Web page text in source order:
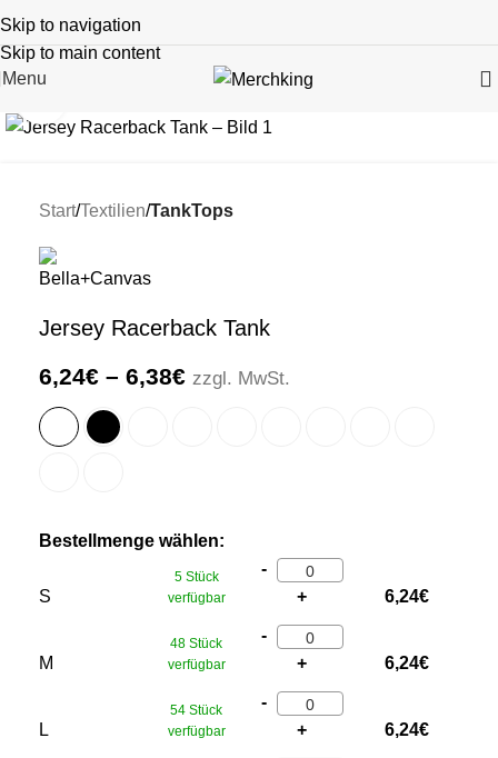
Skip to navigation
Skip to main content
Menu
Start Textilien TankTops
Jersey Racerback Tank
6,24€ – 6,38€ zzgl. MwSt.
Bestellmenge wählen:
S
5 Stück
verfügbar
-
+
6,24€
M
48 Stück
verfügbar
-
+
6,24€
L
54 Stück
verfügbar
-
+
6,24€